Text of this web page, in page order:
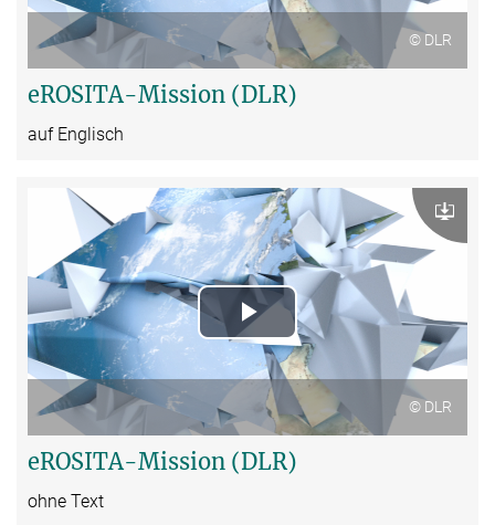
Video
© DLR
eROSITA-Mission (DLR)
auf Englisch
Play
Video
Download
© DLR
eROSITA-Mission (DLR)
ohne Text